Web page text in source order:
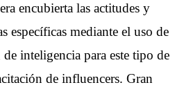
encubierta las actitudes y
específicas mediante el uso de
inteligencia para este tipo de
de influencers. Gran